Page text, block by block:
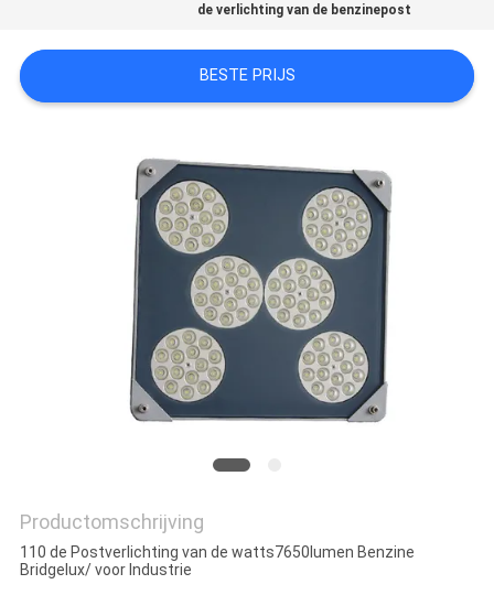
SITEMAP
de verlichting van de benzinepost
BESTE PRIJS
Productomschrijving
110 de Postverlichting van de watts7650lumen Benzine
Bridgelux/ voor Industrie